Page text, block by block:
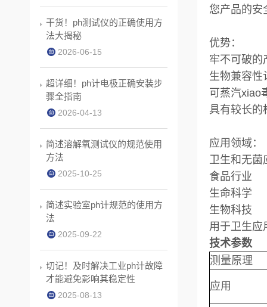
您产品的安
优势：
牢不可破的
生物兼容性
可蒸汽xiao
具有较长的
应用领域：
卫生和无菌
食品行业
生命科学
生物科技
用于卫生应
技术参数
测量原理
应用
干货！ph测试仪的正确使用方
法大揭秘
2026-06-15
超详细！ph计电极正确安装步
骤全指南
2026-04-13
简述溶解氧测试仪的规范使用
方法
2025-10-25
简述实验室ph计规范的使用方
法
2025-09-22
切记！及时解决工业ph计故障
才能避免影响其稳定性
2025-08-13